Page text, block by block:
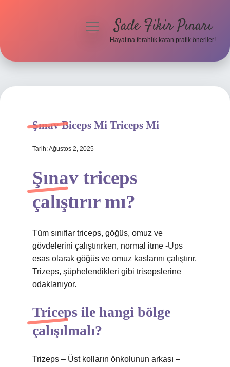
Hakkımızda
menüyüSade Fikir Pınarı
Hayatına ferahlık katan pratik öneriler!
Şınav Biceps Mi Triceps Mi
Tarih: Ağustos 2, 2025
Şınav triceps
çalıştırır mı?
Tüm sınıflar triceps, göğüs, omuz ve
gövdelerini çalıştırırken, normal itme -Ups
esas olarak göğüs ve omuz kaslarını çalıştırır.
Trizeps, şüphelendikleri gibi trisepslerine
odaklanıyor.
Triceps ile hangi bölge
çalışılmalı?
Trizeps – Üst kolların önkolunun arkası –